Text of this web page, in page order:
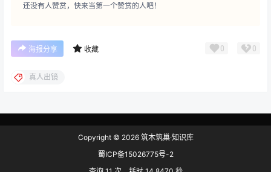
还没有人赞赏，快来当第一个赞赏的人吧！
海报分享 收藏 0 0
真人出镜
Copyright © 2026筑木筑巢·知识库
蜀ICP备15026775号-2